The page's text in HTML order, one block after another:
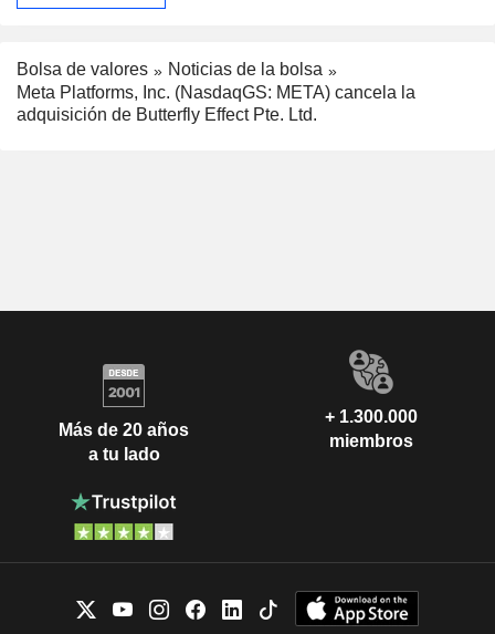
Bolsa de valores
Noticias de la bolsa
Meta Platforms, Inc. (NasdaqGS: META) cancela la
adquisición de Butterfly Effect Pte. Ltd.
Más de 20 años
a tu lado
+ 1.300.000
miembros